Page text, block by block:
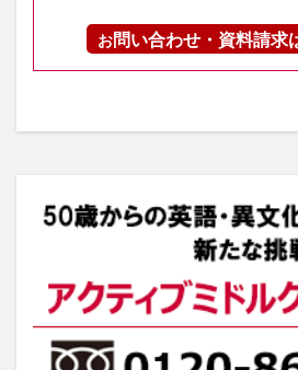
お問い合わせ・資料請求